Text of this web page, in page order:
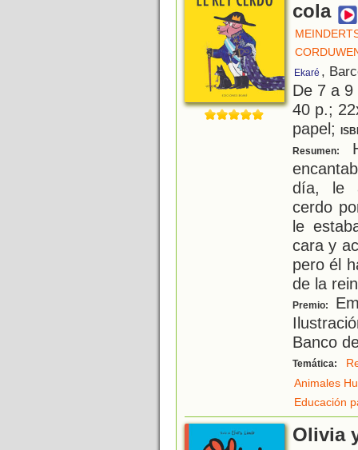
cola
Ekaré ,
De 7 a
40 p.;
papel;
Resumen:
día, le
cerdo
le
cara y
pero él
de la
Premio:
Banco
Temática:
Animales
Educación
Olivia